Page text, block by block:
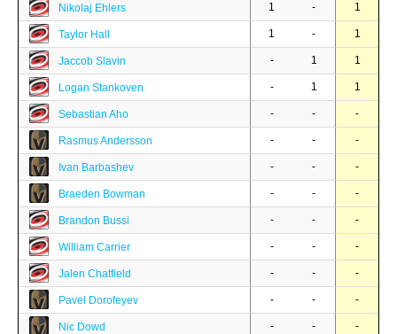
Nikolaj Ehlers 1 - 1
Taylor Hall 1 - 1
Jaccob Slavin - 1 1
Logan Stankoven - 1 1
Sebastian Aho - - -
Rasmus Andersson - - -
Ivan Barbashev - - -
Braeden Bowman - - -
Brandon Bussi - - -
William Carrier - - -
Jalen Chatfield - - -
Pavel Dorofeyev - - -
Nic Dowd - - -